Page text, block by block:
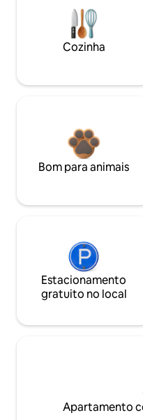
Cozinha
Bom para animais
Estacionamento
gratuito no local
Apartamento